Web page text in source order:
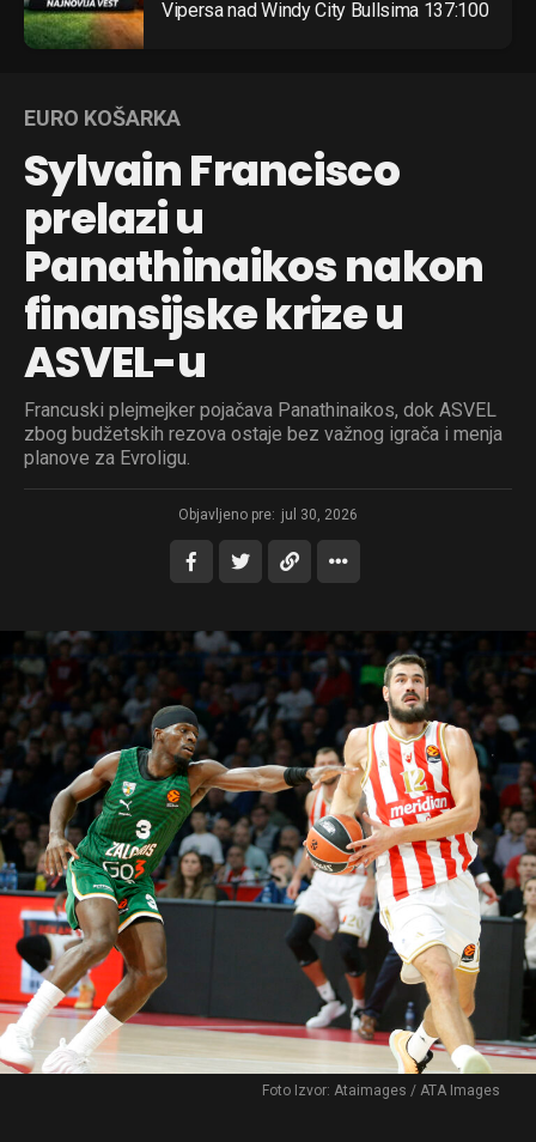
Vipersa nad Windy City Bullsima 137:100
EURO KOŠARKA
Sylvain Francisco
prelazi u
Panathinaikos nakon
finansijske krize u
ASVEL-u
Francuski plejmejker pojačava Panathinaikos, dok ASVEL
zbog budžetskih rezova ostaje bez važnog igrača i menja
planove za Evroligu.
Objavljeno pre: jul 30, 2026
Foto Izvor: Ataimages / ATA Images